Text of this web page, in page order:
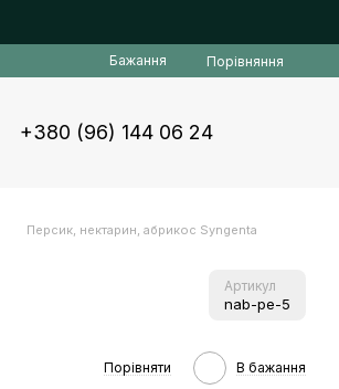
Бажання Порівняння
+380 (96) 144 06 24
Персик, нектарин, абрикос Syngenta
Артикул
nab-pe-5
Порівняти В бажання